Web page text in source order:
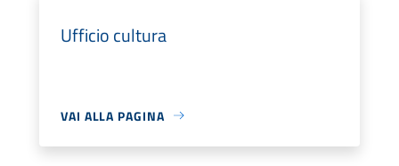
Ufficio cultura
VAI ALLA PAGINA